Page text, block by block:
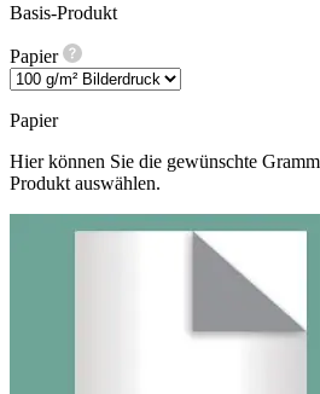
Basis-Produkt
Papier
Papier
Hier können Sie die gewünschte
Produkt auswählen.